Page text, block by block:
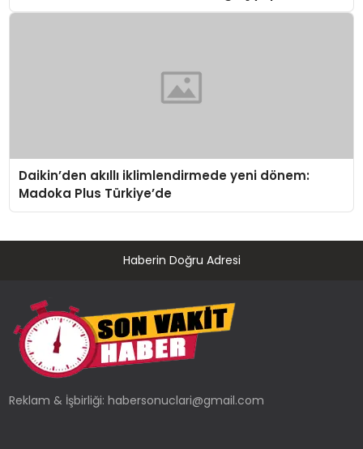
Daikin’den akıllı iklimlendirmede yeni dönem:
Madoka Plus Türkiye’de
Haberin Doğru Adresi
Reklam & İşbirliği:habersonuclari@gmail.com